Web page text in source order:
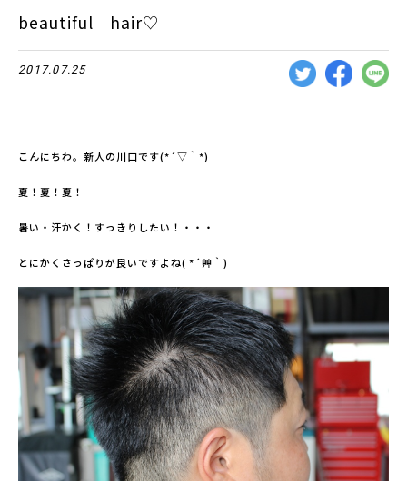
beautiful hair♡
2017.07.25
こんにちわ。新人の川口です(*´▽｀*)
夏！夏！夏！
暑い・汗かく！すっきりしたい！・・・
とにかくさっぱりが良いですよね( *´艸｀)